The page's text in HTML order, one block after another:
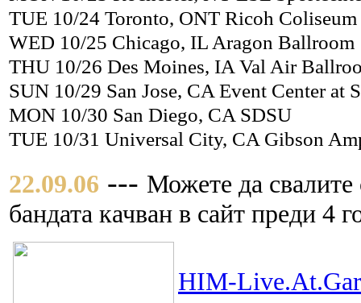
TUE 10/24 Toronto, ONT Ricoh Coliseum
WED 10/25 Chicago, IL Aragon Ballroom
THU 10/26 Des Moines, IA Val Air
SUN 10/29 San Jose, CA Event Center at
MON 10/30 San Diego, CA SDSU
TUE 10/31 Universal City, CA Gibson
22.09.06 --- Можете да
бандата качван в сайт преди 4
HIM-